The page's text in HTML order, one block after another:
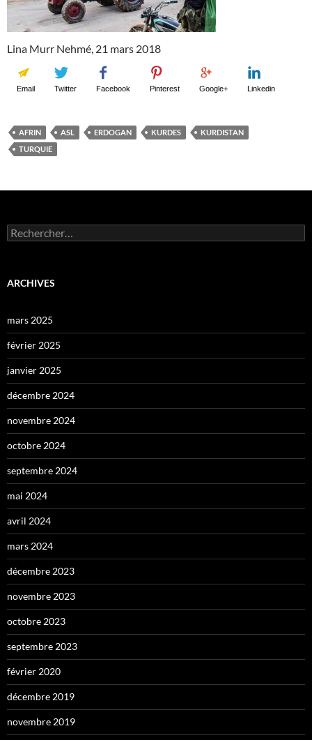
Lina Murr Nehmé, 21 mars 2018
Email Twitter Facebook Pinterest Google+ Linkedin
AFRIN ASL ERDOGAN KURDES
KURDISTAN
TURQUIE
Rechercher :
ARCHIVES
mars 2025
février 2025
janvier 2025
décembre 2024
novembre 2024
octobre 2024
septembre 2024
mai 2024
avril 2024
mars 2024
décembre 2023
novembre 2023
octobre 2023
septembre 2023
février 2020
décembre 2019
novembre 2019